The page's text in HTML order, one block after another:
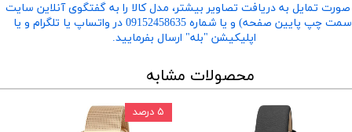
تمایل به دریافت تصاویر بیشتر، مدل کالا را به گفتگوی آنلاین سایت
​​​​​​​(سمت چپ پایین صفحه) و یا شماره 09152458635 در واتساپ یا تلگرام و یا
اپلیکیشن "بله" ارسال بفرمایید.
محصولات مشابه
۵ درصد